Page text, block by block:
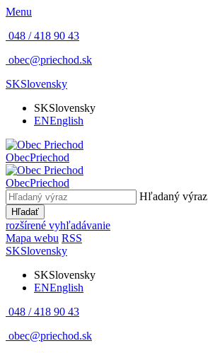
Menu
048 / 418 90 43
obec@priechod.sk
SKSlovensky
SKSlovensky
ENEnglish
ObecPriechod
ObecPriechod
Hľadaný výraz
Hľadať
rozšírené vyhľadávanie
Mapa webu RSS
SKSlovensky
SKSlovensky
ENEnglish
048 / 418 90 43
obec@priechod.sk